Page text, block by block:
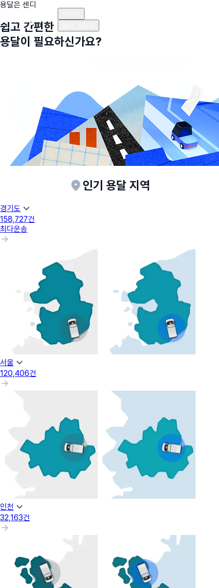
용달은 센디
쉽고 간편한
용달이 필요하신가요?
인기 용달 지역
경기도
158,727건
최다운송
서울
120,406건
인천
32,163건